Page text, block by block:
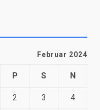
Februar 2024
P S N
2 3 4